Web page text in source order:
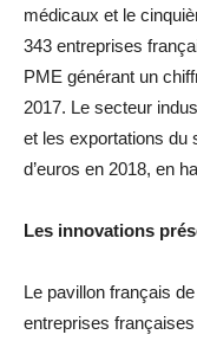
médicaux et le
343 entreprises
PME générant un
2017. Le secteur
et les exportations du
d’euros en 2018, en
Les innovations
Le pavillon français
entreprises